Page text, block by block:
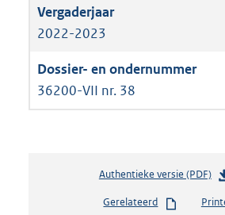
2022-2023
36200-VII nr. 38
Authentieke versie (PDF)b
s
Gerelateerd